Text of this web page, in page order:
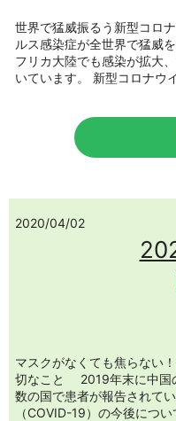
世界で猛威振るう新型コロ
ルス感染症が全世界で猛威
フリカ大陸でも感染が拡大
いています。 新型コロナウ
2020/04/02
マスクがなくても焦らない
切なこと 2019年末に中国
数の国で患者が報告されて
（COVID-19）の今後につ